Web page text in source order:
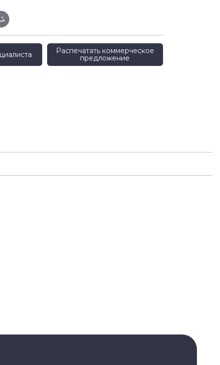
Распечатать коммерческое
предложение